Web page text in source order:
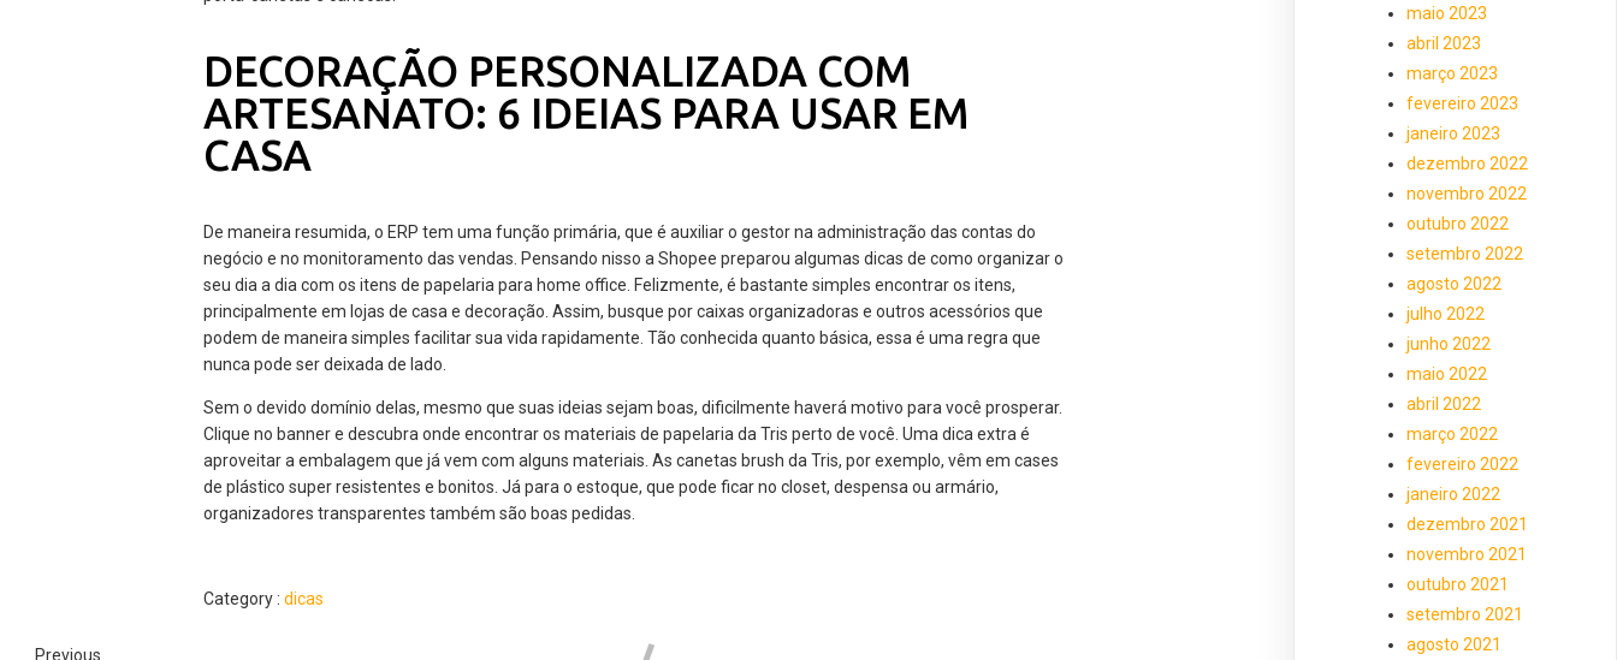
DECORAÇÃO PERSONALIZADA COM
ARTESANATO: 6 IDEIAS PARA USAR EM
CASA
De maneira resumida, o ERP tem uma função primária, que é auxiliar o gestor na administração das contas do
negócio e no monitoramento das vendas. Pensando nisso a Shopee preparou algumas dicas de como organizar o
seu dia a dia com os itens de papelaria para home office. Felizmente, é bastante simples encontrar os itens,
principalmente em lojas de casa e decoração. Assim, busque por caixas organizadoras e outros acessórios que
podem de maneira simples facilitar sua vida rapidamente. Tão conhecida quanto básica, essa é uma regra que
nunca pode ser deixada de lado.
Sem o devido domínio delas, mesmo que suas ideias sejam boas, dificilmente haverá motivo para você prosperar.
Clique no banner e descubra onde encontrar os materiais de papelaria da Tris perto de você. Uma dica extra é
aproveitar a embalagem que já vem com alguns materiais. As canetas brush da Tris, por exemplo, vêm em cases
de plástico super resistentes e bonitos. Já para o estoque, que pode ficar no closet, despensa ou armário,
organizadores transparentes também são boas pedidas.
Category : dicas
Previous
maio 2023
abril 2023
março 2023
fevereiro 2023
janeiro 2023
dezembro 2022
novembro 2022
outubro 2022
setembro 2022
agosto 2022
julho 2022
junho 2022
maio 2022
abril 2022
março 2022
fevereiro 2022
janeiro 2022
dezembro 2021
novembro 2021
outubro 2021
setembro 2021
agosto 2021